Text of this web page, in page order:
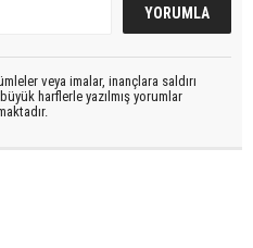
veya imalar, inançlara saldırı
harflerle yazılmış yorumlar